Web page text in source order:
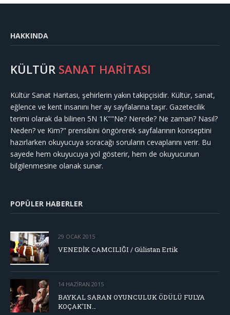
HAKKINDA
KÜLTÜR SANAT HARİTASI
Kültür Sanat Haritası, şehirlerin yakın takipçisidir. Kültür, sanat,
eğlence ve kent insanını her ay sayfalarına taşır. Gazetecilik
terimi olarak da bilinen 5N 1K""Ne? Nerede? Ne zaman? Nasıl?
Neden? ve Kim?" prensibini öngörerek sayfalarının konseptini
hazırlarken okuyucuya soracağı soruların cevaplarını verir. Bu
sayede hem okuyucuya yol gösterir, hem de okuyucunun
bilgilenmesine olanak sunar.
POPÜLER HABERLER
29 OCAK 2015
VENEDİK CAMCILIĞI / Gülistan Ertik
14 HAZIRAN 2015
BAYKAL SARAN OYUNCULUK ÖDÜLÜ FULYA
KOÇAK’IN…